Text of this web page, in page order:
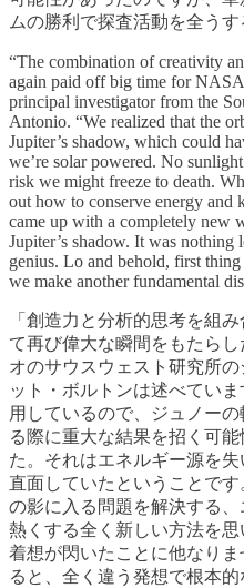
ムの勝利で探査活動を全うす
“The combination of creativity
again paid off big time for
principal investigator from the
Antonio. “We realized that the
Jupiter’s shadow, which could
we’re solar powered. No
risk we might freeze to death.
out how to conserve energy and
came up with a completely new
Jupiter’s shadow. It was nothing
genius. Lo and behold, first
we make another fundamental
「創造力と分析的思考を組
て再び偉大な瞬間をもたら
オのサウスウェスト研究所
ット・ボルトンは述べてい
用しているので、ジュノー
る際に重大な結果を招く可
た。それはエネルギー源を
直面していたということで
の影に入る問題を解決する
熱くする全く新しい方法を
着想が閃いたことに他なり
ると、全く違う発想で根本